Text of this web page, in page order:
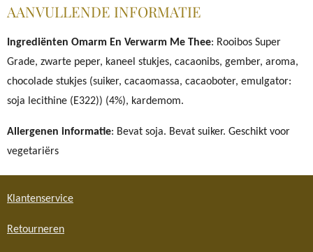
AANVULLENDE INFORMATIE
Ingrediënten Omarm En Verwarm Me Thee: Rooibos Super
Grade, zwarte peper, kaneel stukjes, cacaonibs, gember, aroma,
chocolade stukjes (suiker, cacaomassa, cacaoboter, emulgator:
soja lecithine (E322)) (4%), kardemom.
Allergenen informatie: Bevat soja. Bevat suiker. Geschikt voor
vegetariërs
Klantenservice
Retourneren